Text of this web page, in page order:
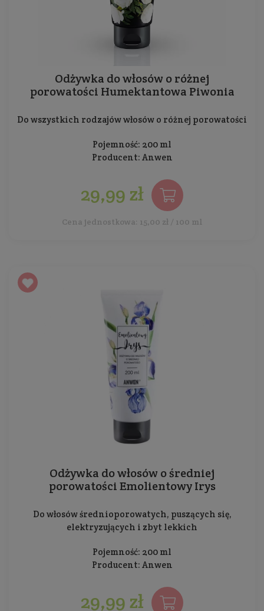
Odżywka do włosów o różnej
porowatości Humektantowa Piwonia
Do wszystkich rodzajów włosów o różnej porowatości
Pojemność: 200 ml
Producent: Anwen
29,99 zł
Cena jednostkowa: 15,00 zł / 100 ml
Odżywka do włosów o średniej
porowatości Emolientowy Irys
Do włosów średnioporowatych, puszących się,
elektryzujących i zbyt lekkich
Pojemność: 200 ml
Producent: Anwen
29,99 zł